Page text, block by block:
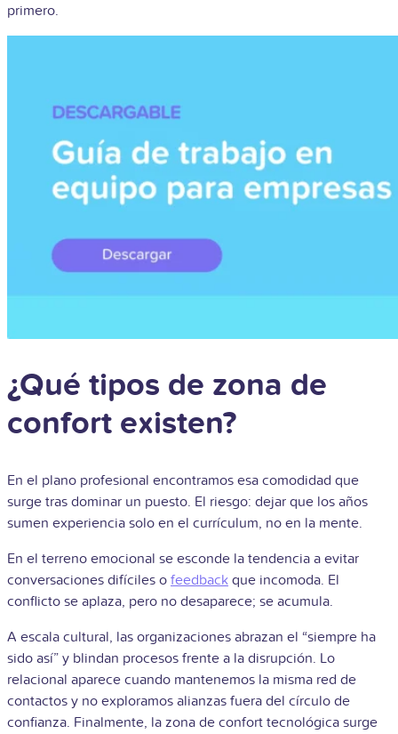
primero.
¿Qué tipos de zona de
confort existen?
En el plano profesional encontramos esa comodidad que
surge tras dominar un puesto. El riesgo: dejar que los años
sumen experiencia solo en el currículum, no en la mente.
En el terreno emocional se esconde la tendencia a evitar
conversaciones difíciles o feedback que incomoda. El
conflicto se aplaza, pero no desaparece; se acumula.
A escala cultural, las organizaciones abrazan el “siempre ha
sido así” y blindan procesos frente a la disrupción. Lo
relacional aparece cuando mantenemos la misma red de
contactos y no exploramos alianzas fuera del círculo de
confianza. Finalmente, la zona de confort tecnológica surge